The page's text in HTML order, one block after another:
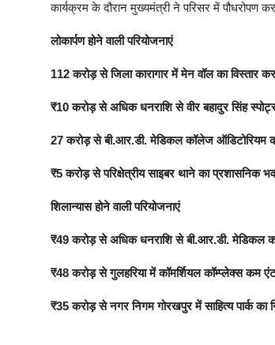
कार्यक्रम के दौरान मुख्यमंत्री ने परिसर में पौधरोपण
लोकार्पण होने वाली परियोजनाएं
112 करोड़ से जिला कारागार में मेन वॉल का विस्तार
₹10 करोड़ से अधिक धनराशि से वीर बहादुर सिंह
27 करोड़ से बी.आर.डी. मेडिकल कॉलेज ऑडिटोरियम का
₹5 करोड़ से परिक्षेत्रीय साइबर थाने का प्रशासनिक
शिलान्यास होने वाली परियोजनाएं
₹49 करोड़ से अधिक धनराशि से बी.आर.डी. मेडिकल
₹48 करोड़ से गुलहरिया में कॉमर्शियल कॉम्प्लेक्स कम
₹35 करोड़ से नगर निगम गोरखपुर में साहित्य पार्क का